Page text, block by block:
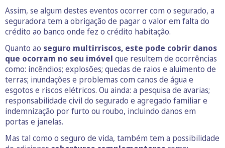
Assim, se algum destes eventos ocorrer com o segurado, a
seguradora tem a obrigação de pagar o valor em falta do
crédito ao banco onde fez o crédito habitação.
Quanto ao seguro multirriscos, este pode cobrir danos
que ocorram no seu imóvel que resultem de ocorrências
como: incêndios; explosões; quedas de raios e aluimento de
terras; inundações e problemas com canos de água e
esgotos e riscos elétricos. Ou ainda: a pesquisa de avarias;
responsabilidade civil do segurado e agregado familiar e
indemnização por furto ou roubo, incluindo danos em
portas e janelas.
Mas tal como o seguro de vida, também tem a possibilidade